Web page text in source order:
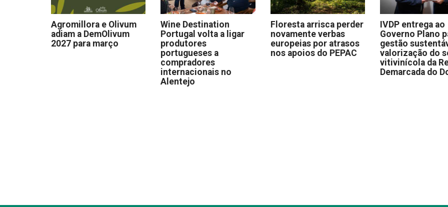
Agromillora e Olivum
adiam a DemOlivum
2027 para março
Wine Destination
Portugal volta a ligar
produtores
portugueses a
compradores
internacionais no
Alentejo
Floresta arrisca perder
novamente verbas
europeias por atrasos
nos apoios do PEPAC
IVDP entrega ao
Governo Plano
gestão
valorização do
vitivinícola da
Demarcada do